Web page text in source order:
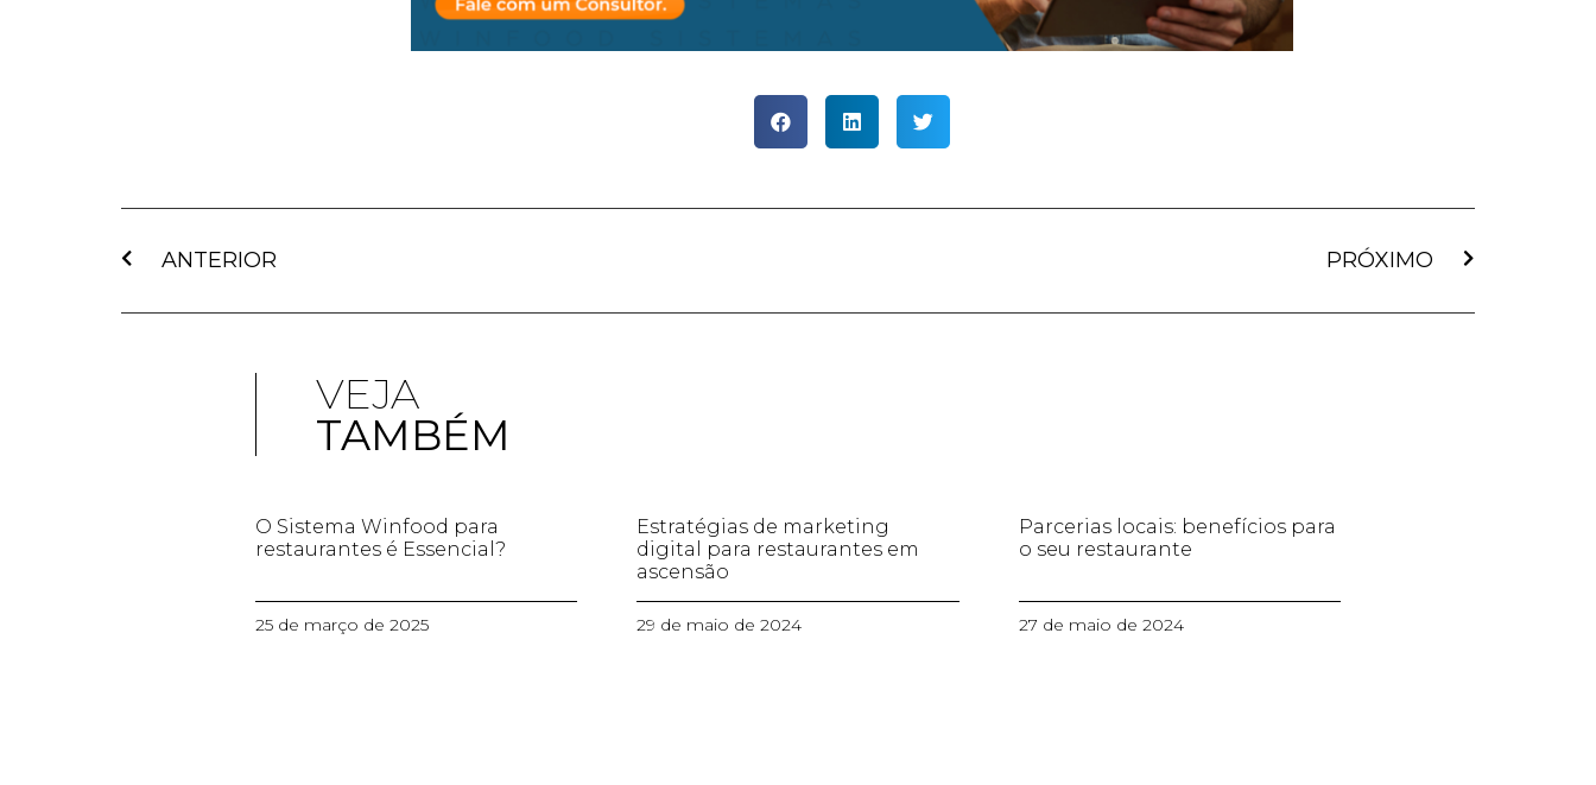
ANTERIOR PRÓXIMO
VEJA
TAMBÉM
O Sistema Winfood para
restaurantes é Essencial?
25 de março de 2025
Estratégias de marketing
digital para restaurantes em
ascensão
29 de maio de 2024
Parcerias locais: benefícios para
o seu restaurante
27 de maio de 2024